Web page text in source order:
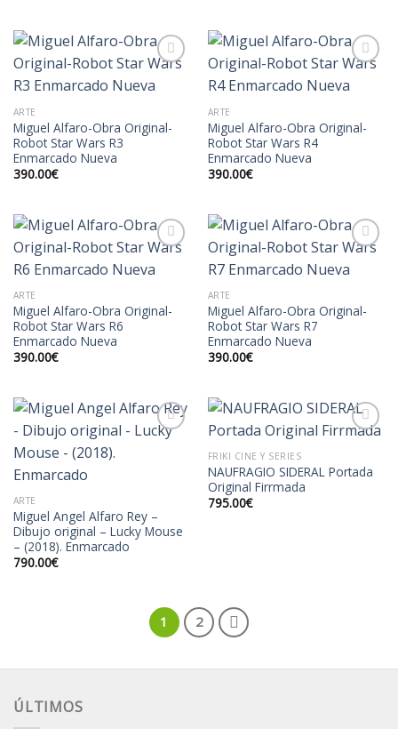
lista de
ARTE
Miguel Alfaro-Obra Original-
Robot Star Wars R3
Enmarcado Nueva
390.00€
lista de
ARTE
Miguel Alfaro-Obra Original-
Robot Star Wars R4
Enmarcado Nueva
390.00€
lista de
ARTE
Miguel Alfaro-Obra Original-
Robot Star Wars R6
Enmarcado Nueva
390.00€
lista de
ARTE
Miguel Alfaro-Obra Original-
Robot Star Wars R7
Enmarcado Nueva
390.00€
ARTE
Miguel Angel Alfaro Rey –
Dibujo original – Lucky Mouse
– (2018). Enmarcado
790.00€
Añadir
FRIKI CINE Y SERIES
NAUFRAGIO SIDERAL Portada
Original Firrmada
795.00€
1 2
ÚLTIMOS